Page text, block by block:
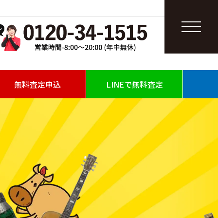
無料査定申込 LINEで無料査定